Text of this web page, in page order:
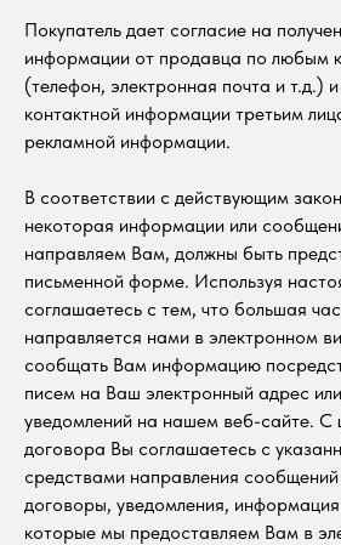
Покупатель дает согласие на
информации от продавца по любым
(телефон, электронная почта и т.д.)
контактной информации третьим
рекламной информации.
В соответствии с действующим
некоторая информации или
направляем Вам, должны быть
письменной форме. Используя
соглашаетесь с тем, что большая
направляется нами в электронном
сообщать Вам информацию
писем на Ваш электронный адрес
уведомлений на нашем веб-сайте. С
договора Вы соглашаетесь с
средствами направления
договоры, уведомления,
которые мы предоставляем Вам в